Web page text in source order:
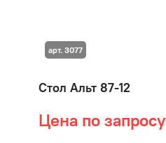
Стол Альт 87-12
Цена по запросу
арт. 3077